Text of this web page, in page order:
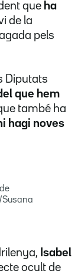
que ha
de la
pels
Diputats
que hem
també ha
hagi noves
Susana
Isabel
ocult de